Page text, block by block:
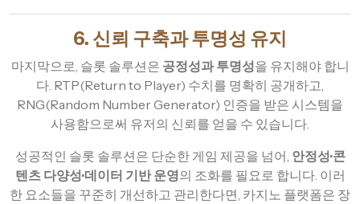
6. 신뢰 구축과 투명성 유지
마지막으로, 슬롯 솔루션은 공정성과 투명성을 유지해야 합니
다. RTP(Return to Player) 수치를 명확히 공개하고,
RNG(Random Number Generator) 인증을 받은 시스템을
사용함으로써 유저의 신뢰를 얻을 수 있습니다.
성공적인 슬롯 솔루션은 단순한 게임 제공을 넘어, 안정성·콘
텐츠 다양성·데이터 기반 운영의 조화를 필요로 합니다. 이러
한 요소들을 꾸준히 개선하고 관리한다면, 카지노 플랫폼은 장